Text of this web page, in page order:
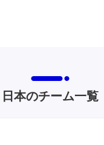
日本のチーム一覧